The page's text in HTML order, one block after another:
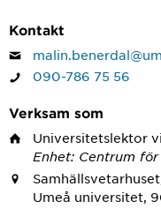
Kontakt
090-786 75 56
Verksam som
Universitetslektor
Enhet: Centrum
Umeå universitet,